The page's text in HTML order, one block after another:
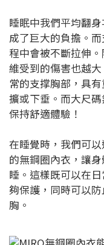
睡眠中我們平均翻
成了巨大的負擔。
程中會被不斷拉伸
維受到的傷害也越
常的支撑胸部，具
擴或下垂。而大尺
保持舒適體驗！
在睡覺時，我們可
的無鋼圈內衣，讓
睡。這樣既可以在
夠保護，同時可以
胸。